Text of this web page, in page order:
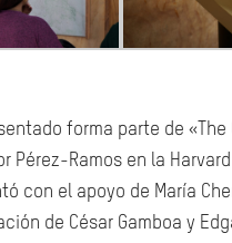
forma parte de
Pérez-Ramos en la
con el apoyo de María
de César Gamboa y